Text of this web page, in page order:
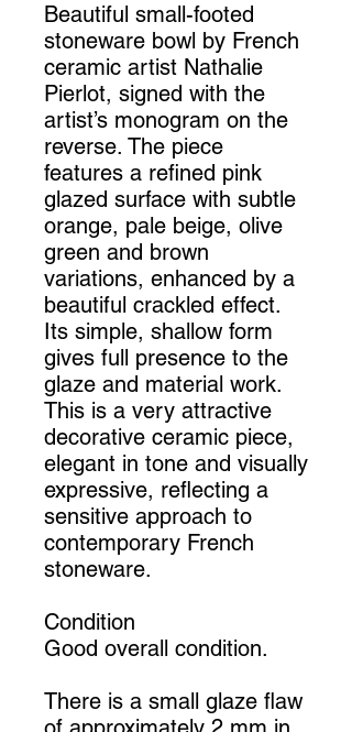
Beautiful small-footed
stoneware bowl by French
ceramic artist Nathalie
Pierlot, signed with the
artist’s monogram on the
reverse. The piece
features a refined pink
glazed surface with subtle
orange, pale beige, olive
green and brown
variations, enhanced by a
beautiful crackled effect.
Its simple, shallow form
gives full presence to the
glaze and material work.
This is a very attractive
decorative ceramic piece,
elegant in tone and visually
expressive, reflecting a
sensitive approach to
contemporary French
stoneware.
Condition
Good overall condition.
There is a small glaze flaw